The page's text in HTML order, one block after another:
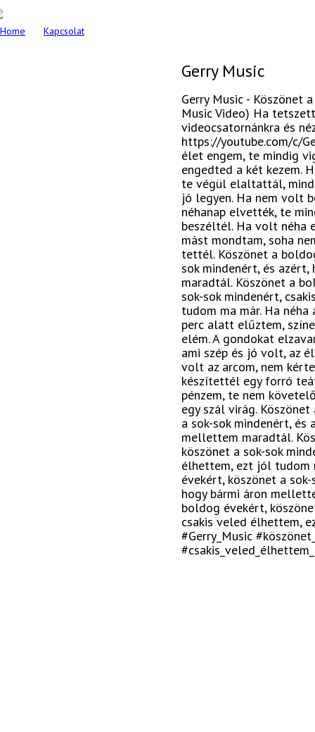
Home Kapcsolat
Gerry Music
Gerry Music - Köszönet
Music Video) Ha
videocsatornánkra és
https://youtube.com/c/
élet engem, te mindig
engedted a két kezem.
te végül elaltattál,
jó legyen. Ha nem volt
néhanap elvették, te
beszéltél. Ha volt néha
mást mondtam, soha
tettél. Köszönet a
sok mindenért, és
maradtál. Köszönet a
sok-sok mindenért,
tudom ma már. Ha
perc alatt elűztem,
elém. A gondokat
ami szép és jó volt, az
volt az arcom, nem
készítettél egy forró
pénzem, te nem
egy szál virág.
a sok-sok mindenért, és
mellettem maradtál.
köszönet a sok-sok
élhettem, ezt jól tudom
évekért, köszönet a
hogy bármi áron
boldog évekért,
csakis veled élhettem,
#Gerry_Music